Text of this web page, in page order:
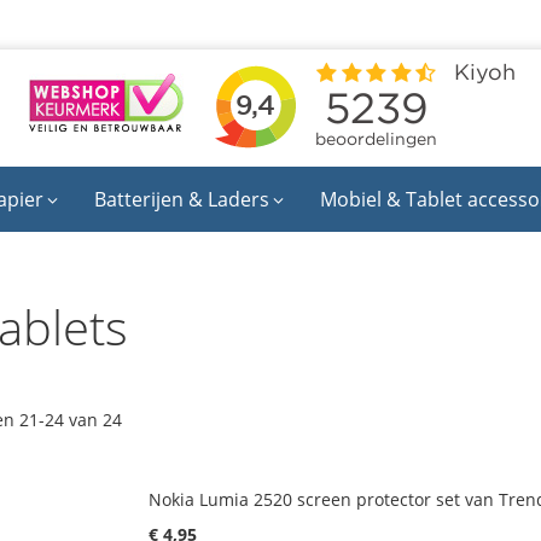
Batterijen & Laders Mobiel & Tablet
21-24van 24
Nokia Lumia 2520 screen protector set van
€ 4,95